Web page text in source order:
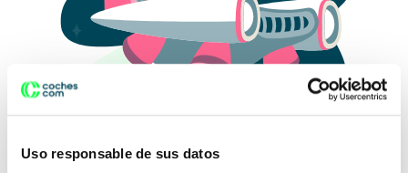
Uso responsable de sus datos